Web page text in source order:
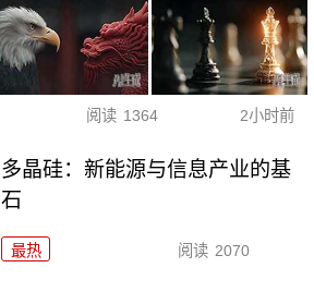
阅读 1364 2小时前
多晶硅：新能源与信息产业的基
石
最热 阅读 2070